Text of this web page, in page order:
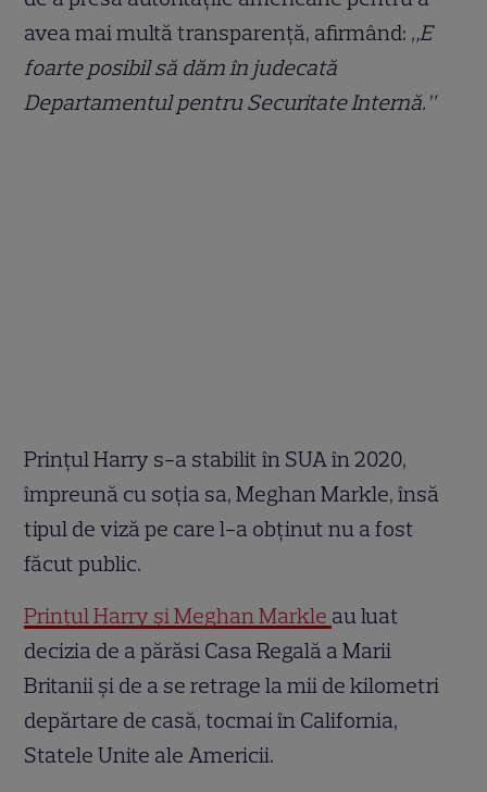
avea mai multă transparență, afirmând: „E
foarte posibil să dăm în judecată
Departamentul pentru Securitate Internă.”
Prințul Harry s-a stabilit în SUA în 2020,
împreună cu soția sa, Meghan Markle, însă
tipul de viză pe care l-a obținut nu a fost
făcut public.
Prințul Harry și Meghan Markle au luat
decizia de a părăsi Casa Regală a Marii
Britanii și de a se retrage la mii de kilometri
depărtare de casă, tocmai în California,
Statele Unite ale Americii.